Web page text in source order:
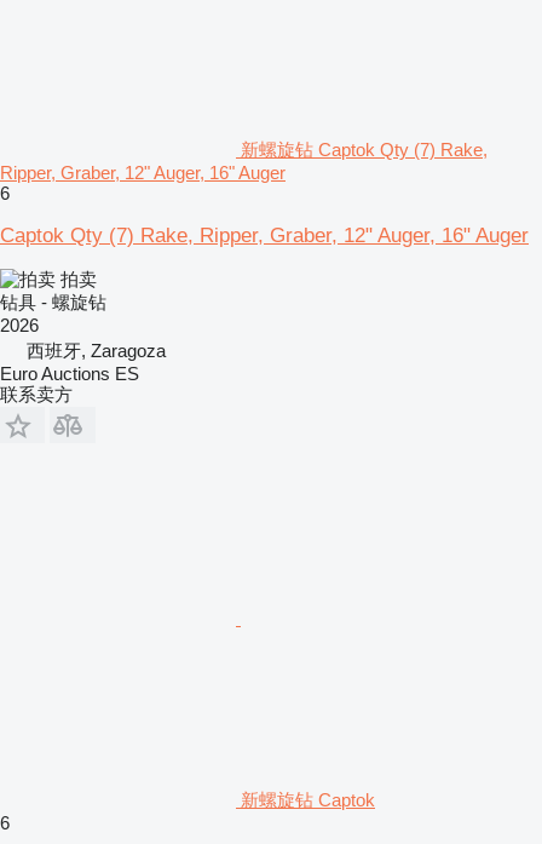
新螺旋钻 Captok Qty (7) Rake,
Ripper, Graber, 12" Auger, 16" Auger
6
Captok Qty (7) Rake, Ripper, Graber, 12" Auger, 16" Auger
拍卖
钻具 - 螺旋钻
2026
西班牙, Zaragoza
Euro Auctions ES
联系卖方
新螺旋钻 Captok
6